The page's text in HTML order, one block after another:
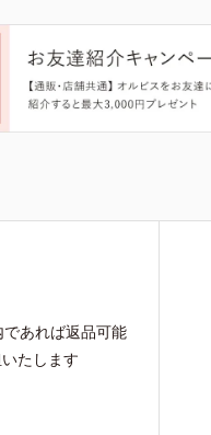
あれば返品可能
たします